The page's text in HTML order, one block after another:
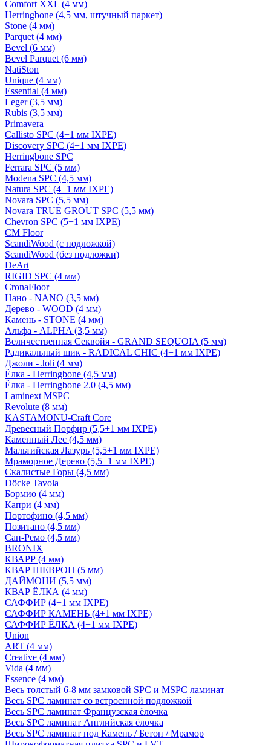
Comfort XXL (4 мм)
Herringbone (4,5 мм, штучный паркет)
Stone (4 мм)
Parquet (4 мм)
Bevel (6 мм)
Bevel Parquet (6 мм)
NatiSton
Unique (4 мм)
Essential (4 мм)
Leger (3,5 мм)
Rubis (3,5 мм)
Primavera
Callisto SPC (4+1 мм IXPE)
Discovery SPC (4+1 мм IXPE)
Herringbone SPC
Ferrara SPC (5 мм)
Modena SPC (4,5 мм)
Natura SPC (4+1 мм IXPE)
Novara SPC (5,5 мм)
Novara TRUE GROUT SPC (5,5 мм)
Chevron SPC (5+1 мм IXPE)
CM Floor
ScandiWood (с подложкой)
ScandiWood (без подложки)
DeArt
RIGID SPC (4 мм)
CronaFloor
Нано - NANO (3,5 мм)
Дерево - WOOD (4 мм)
Камень - STONE (4 мм)
Альфа - ALPHA (3,5 мм)
Величественная Секвойя - GRAND SEQUOIA (5 мм)
Радикальный шик - RADICAL CHIC (4+1 мм IXPE)
Джоли - Joli (4 мм)
Ёлка - Herringbone (4,5 мм)
Ёлка - Herringbone 2.0 (4,5 мм)
Laminext MSPC
Revolute (8 мм)
KASTAMONU-Craft Core
Древесный Порфир (5,5+1 мм IXPE)
Каменный Лес (4,5 мм)
Мальтийская Лазурь (5,5+1 мм IXPE)
Мраморное Дерево (5,5+1 мм IXPE)
Скалистые Горы (4,5 мм)
Döcke Tavola
Бормио (4 мм)
Капри (4 мм)
Портофино (4,5 мм)
Позитано (4,5 мм)
Сан-Ремо (4,5 мм)
BRONIX
КВАРР (4 мм)
КВАР ШЕВРОН (5 мм)
ДАЙМОНИ (5,5 мм)
КВАР ЁЛКА (4 мм)
САФФИР (4+1 мм IXPE)
САФФИР КАМЕНЬ (4+1 мм IXPE)
САФФИР ЁЛКА (4+1 мм IXPE)
Union
ART (4 мм)
Creative (4 мм)
Vida (4 мм)
Essence (4 мм)
Весь толстый 6-8 мм замковой SPC и MSPC ламинат
Весь SPC ламинат со встроенной подложкой
Весь SPC ламинат Французская ёлочка
Весь SPC ламинат Английская ёлочка
Весь SPC ламинат под Камень / Бетон / Мрамор